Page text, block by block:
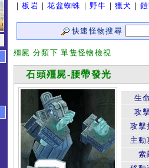
｜板岩 ｜花盆蜘蛛 ｜野牛 ｜獵犬 ｜
快速怪物搜尋
殭屍 分類下 單隻怪物檢視
石頭殭屍-腰帶發光
生
攻
攻擊
主動
索